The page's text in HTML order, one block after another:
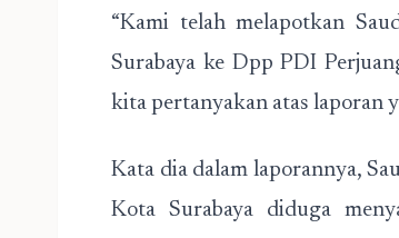
“Kami telah melapotkan
Surabaya ke Dpp PDI
kita pertanyakan atas laporan
Kata dia dalam laporannya,
Kota Surabaya diduga